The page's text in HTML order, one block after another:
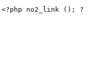
<?php no2_link (); ?